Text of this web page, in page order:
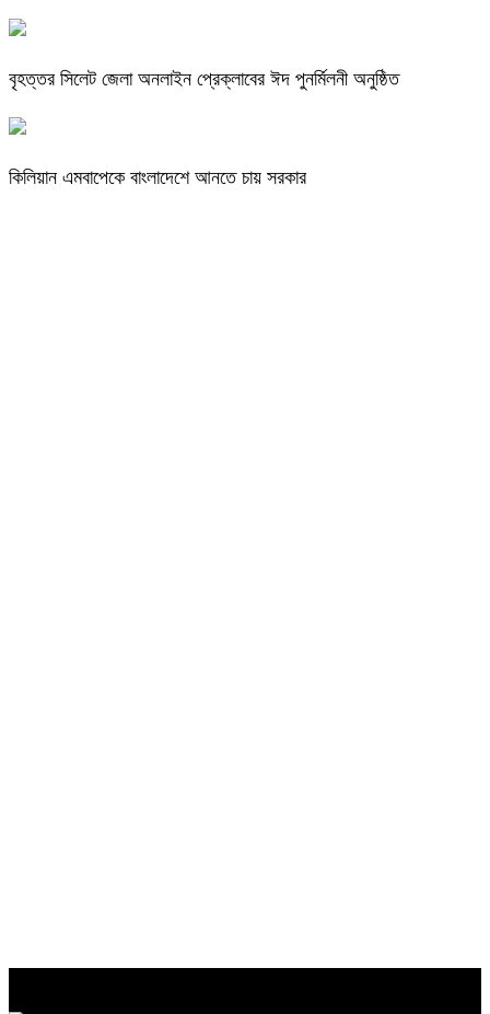
বৃহত্তর সিলেট জেলা অনলাইন প্রেক্লাবের ঈদ পুনর্মিলনী অনুষ্ঠিত
কিলিয়ান এমবাপেকে বাংলাদেশে আনতে চায় সরকার